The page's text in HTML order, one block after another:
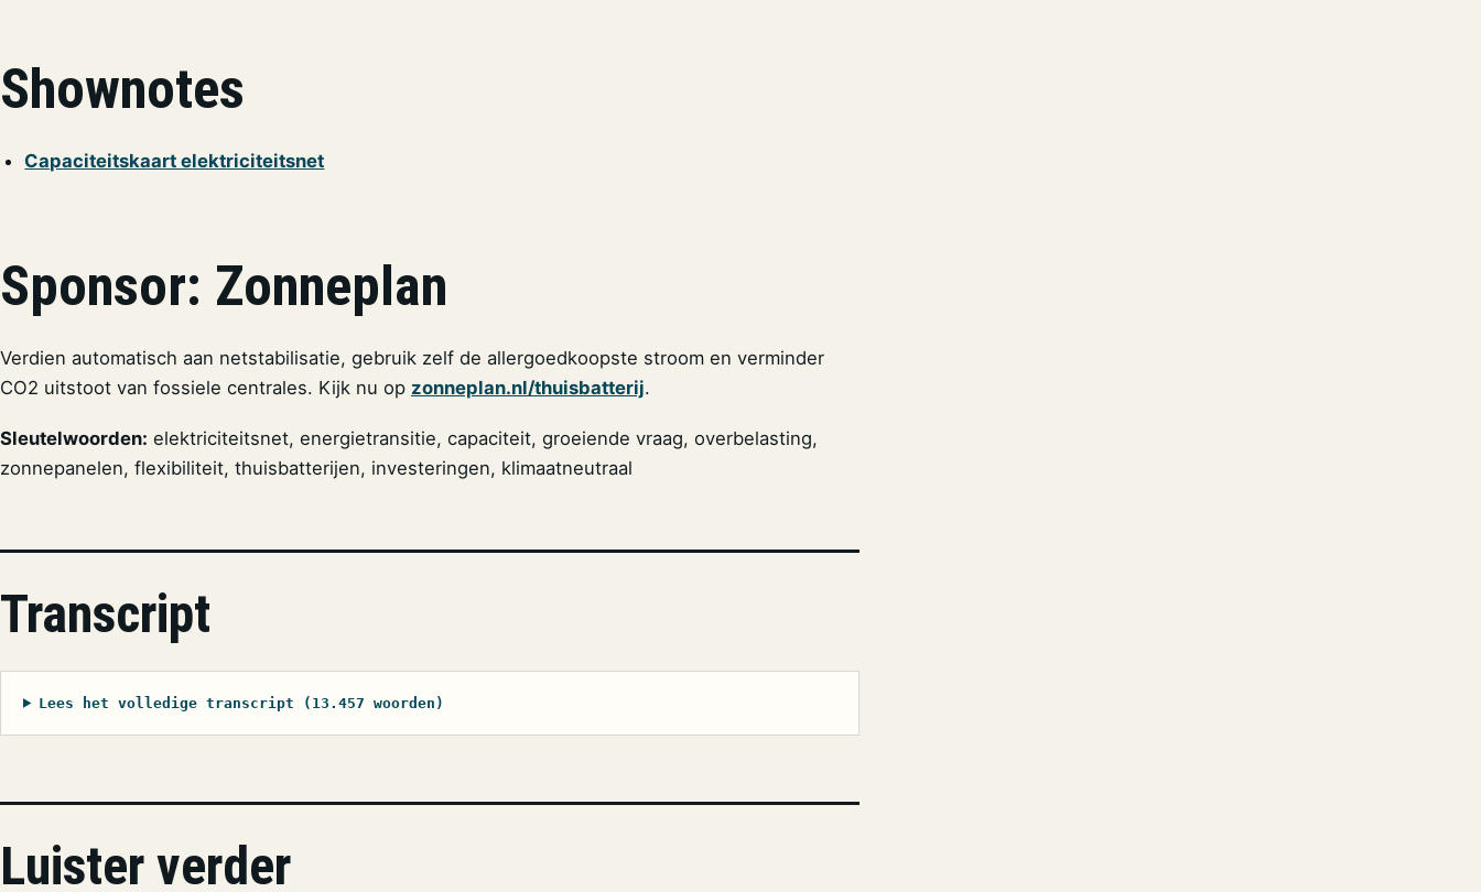
Shownotes
Capaciteitskaart elektriciteitsnet
Sponsor: Zonneplan
Verdien automatisch aan netstabilisatie, gebruik zelf de allergoedkoopste stroom en verminder
CO2 uitstoot van fossiele centrales. Kijk nu op zonneplan.nl/thuisbatterij.
Sleutelwoorden: elektriciteitsnet, energietransitie, capaciteit, groeiende vraag, overbelasting,
zonnepanelen, flexibiliteit, thuisbatterijen, investeringen, klimaatneutraal
Transcript
Lees het volledige transcript (13.457 woorden)
Luister verder